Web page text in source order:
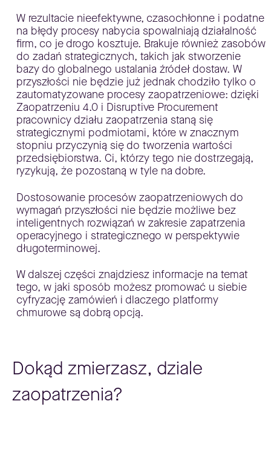
W rezultacie nieefektywne, czasochłonne i podatne
na błędy procesy nabycia spowalniają działalność
firm, co je drogo kosztuje. Brakuje również zasobów
do zadań strategicznych, takich jak stworzenie
bazy do globalnego ustalania źródeł dostaw. W
przyszłości nie będzie już jednak chodziło tylko o
zautomatyzowane procesy zaopatrzeniowe: dzięki
Zaopatrzeniu 4.0 i Disruptive Procurement
pracownicy działu zaopatrzenia staną się
strategicznymi podmiotami, które w znacznym
stopniu przyczynią się do tworzenia wartości
przedsiębiorstwa. Ci, którzy tego nie dostrzegają,
ryzykują, że pozostaną w tyle na dobre.
Dostosowanie procesów zaopatrzeniowych do
wymagań przyszłości nie będzie możliwe bez
inteligentnych rozwiązań w zakresie zapatrzenia
operacyjnego i strategicznego w perspektywie
długoterminowej.
W dalszej części znajdziesz informacje na temat
tego, w jaki sposób możesz promować u siebie
cyfryzację zamówień i dlaczego platformy
chmurowe są dobrą opcją.
Dokąd zmierzasz, dziale
zaopatrzenia?